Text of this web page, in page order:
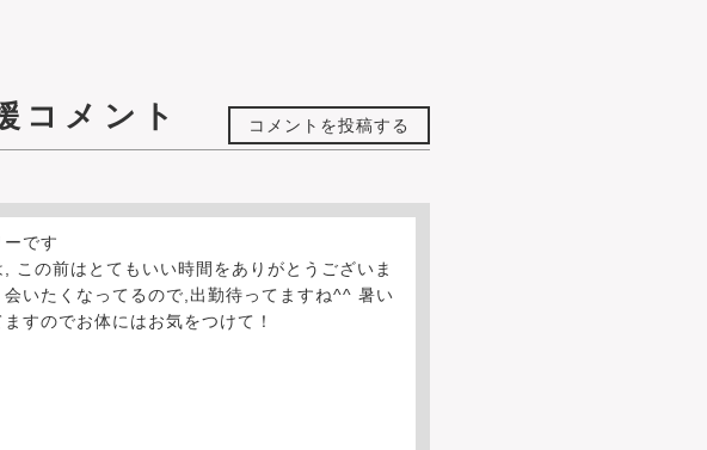
コメント コメントを投稿する
です
, この前はとてもいい時間をありがとうございま
会いたくなってるので,出勤待ってますね^^ 暑い
すのでお体にはお気をつけて！